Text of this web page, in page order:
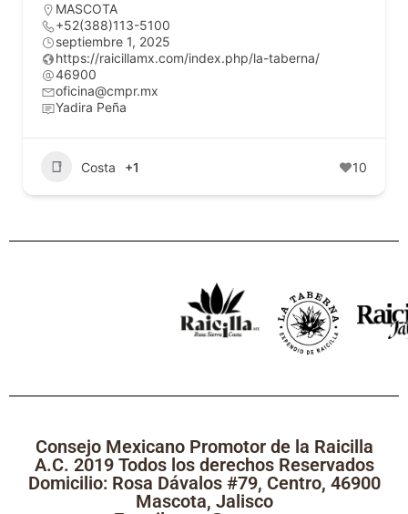
MASCOTA
+52(388)113-5100
septiembre 1, 2025
https://raicillamx.com/index.php/la-taberna/
46900
oficina@cmpr.mx
Yadira Peña
Costa +1 10
Consejo Mexicano Promotor de la Raicilla
A.C. 2019 Todos los derechos Reservados
Domicilio: Rosa Dávalos #79, Centro, 46900
Mascota, Jalisco